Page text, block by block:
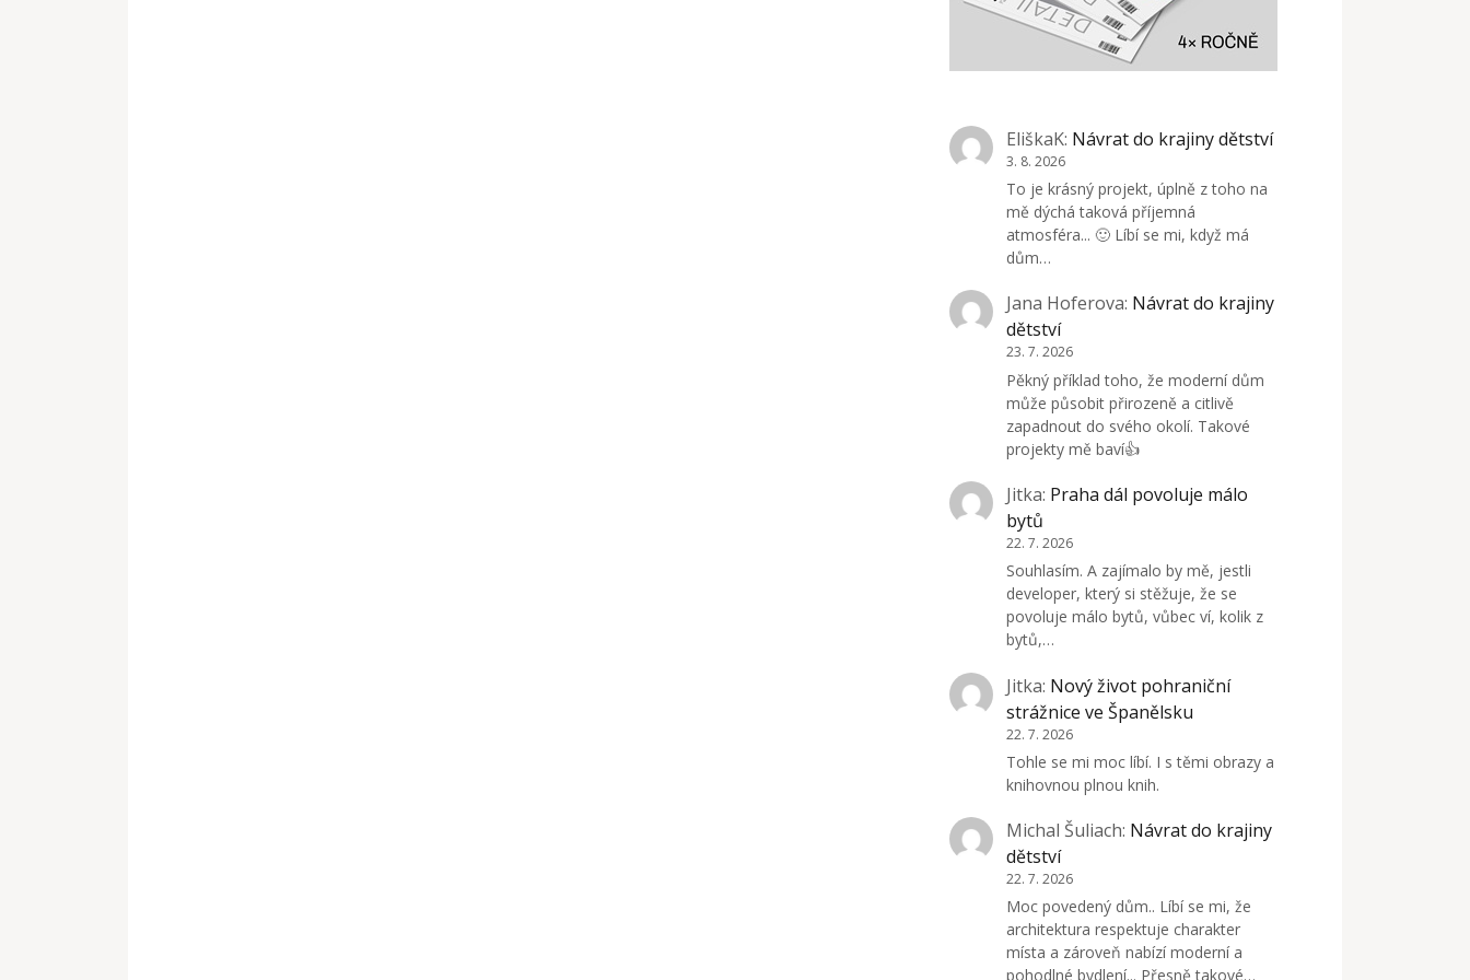
EliškaK: Návrat do krajiny dětství
3. 8. 2026
To je krásný projekt, úplně z toho na
mě dýchá taková příjemná
atmosféra... 🙂 Líbí se mi, když má
dům…
Jana Hoferova: Návrat do krajiny
dětství
23. 7. 2026
Pěkný příklad toho, že moderní dům
může působit přirozeně a citlivě
zapadnout do svého okolí. Takové
projekty mě baví👍
Jitka: Praha dál povoluje málo
bytů
22. 7. 2026
Souhlasím. A zajímalo by mě, jestli
developer, který si stěžuje, že se
povoluje málo bytů, vůbec ví, kolik z
bytů,…
Jitka: Nový život pohraniční
strážnice ve Španělsku
22. 7. 2026
Tohle se mi moc líbí. I s těmi obrazy a
knihovnou plnou knih.
Michal Šuliach: Návrat do krajiny
dětství
22. 7. 2026
Moc povedený dům.. Líbí se mi, že
architektura respektuje charakter
místa a zároveň nabízí moderní a
pohodlné bydlení... Přesně takové…